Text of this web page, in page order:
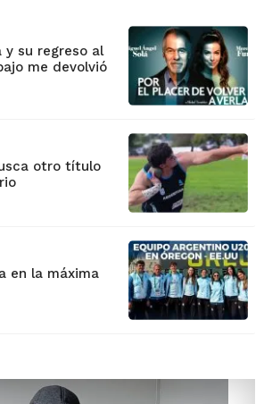
y su regreso al
me devolvió
otro título
en la máxima